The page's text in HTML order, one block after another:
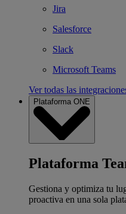
Jira
Salesforce
Slack
Microsoft Teams
Ver todas las
Plataforma ONE
Plataforma
Gestiona y optimiza tu
proactiva en una sola